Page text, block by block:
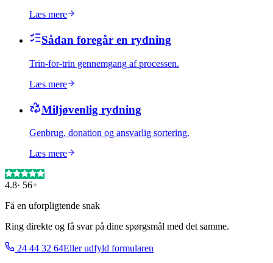
Læs mere
Sådan foregår en rydning
Trin-for-trin gennemgang af processen.
Læs mere
Miljøvenlig rydning
Genbrug, donation og ansvarlig sortering.
Læs mere
4.8· 56+
Få en uforpligtende snak
Ring direkte og få svar på dine spørgsmål med det samme.
24 44 32 64Eller udfyld formularen